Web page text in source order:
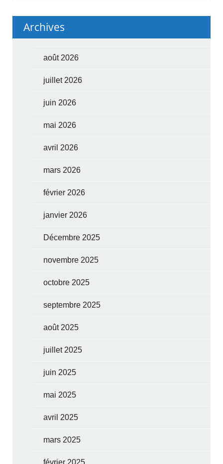
Archives
août 2026
juillet 2026
juin 2026
mai 2026
avril 2026
mars 2026
février 2026
janvier 2026
Décembre 2025
novembre 2025
octobre 2025
septembre 2025
août 2025
juillet 2025
juin 2025
mai 2025
avril 2025
mars 2025
février 2025